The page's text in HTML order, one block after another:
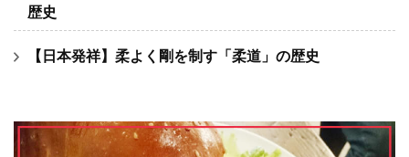
歴史
【日本発祥】柔よく剛を制す「柔道」の歴史